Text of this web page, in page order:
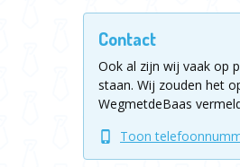
Contact
Ook al zijn wij vaak op
staan. Wij zouden het
WegmetdeBaas
Toon